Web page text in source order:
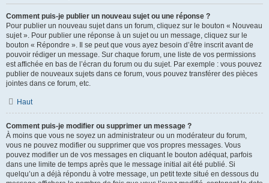
Comment puis-je publier un nouveau sujet ou une réponse ?
Pour publier un nouveau sujet dans un forum, cliquez sur le bouton « Nouveau
sujet ». Pour publier une réponse à un sujet ou un message, cliquez sur le
bouton « Répondre ». Il se peut que vous ayez besoin d’être inscrit avant de
pouvoir rédiger un message. Sur chaque forum, une liste de vos permissions
est affichée en bas de l’écran du forum ou du sujet. Par exemple : vous pouvez
publier de nouveaux sujets dans ce forum, vous pouvez transférer des pièces
jointes dans ce forum, etc.
Haut
Comment puis-je modifier ou supprimer un message ?
À moins que vous ne soyez un administrateur ou un modérateur du forum,
vous ne pouvez modifier ou supprimer que vos propres messages. Vous
pouvez modifier un de vos messages en cliquant le bouton adéquat, parfois
dans une limite de temps après que le message initial ait été publié. Si
quelqu’un a déjà répondu à votre message, un petit texte situé en dessous du